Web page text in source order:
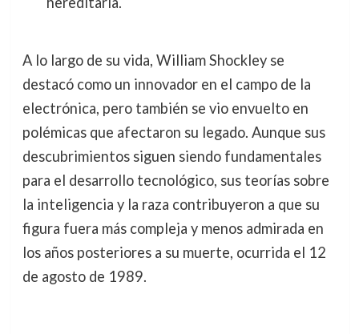
A lo largo de su vida, William Shockley se
destacó como un innovador en el campo de la
electrónica, pero también se vio envuelto en
polémicas que afectaron su legado. Aunque sus
descubrimientos siguen siendo fundamentales
para el desarrollo tecnológico, sus teorías sobre
la inteligencia y la raza contribuyeron a que su
figura fuera más compleja y menos admirada en
los años posteriores a su muerte, ocurrida el 12
de agosto de 1989.